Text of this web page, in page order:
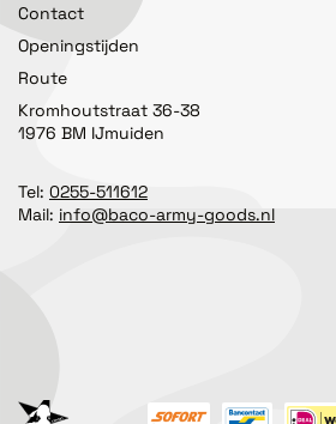
Contact
Openingstijden
Route
Kromhoutstraat 36-38
1976 BM IJmuiden
Tel: 0255-511612
Mail: info@baco-army-goods.nl